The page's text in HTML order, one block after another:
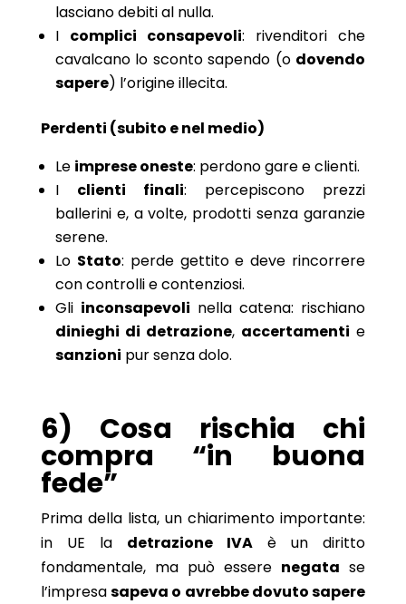
lasciano debiti al nulla.
I complici consapevoli: rivenditori che
cavalcano lo sconto sapendo (o dovendo
sapere) l’origine illecita.
Perdenti (subito e nel medio)
Le imprese oneste: perdono gare e clienti.
I clienti finali: percepiscono prezzi
ballerini e, a volte, prodotti senza garanzie
serene.
Lo Stato: perde gettito e deve rincorrere
con controlli e contenziosi.
Gli inconsapevoli nella catena: rischiano
dinieghi di detrazione, accertamenti e
sanzioni pur senza dolo.
6) Cosa rischia chi
compra “in buona
fede”
Prima della lista, un chiarimento importante:
in UE la detrazione IVA è un diritto
fondamentale, ma può essere negata se
l’impresasapeva o avrebbe dovuto sapere